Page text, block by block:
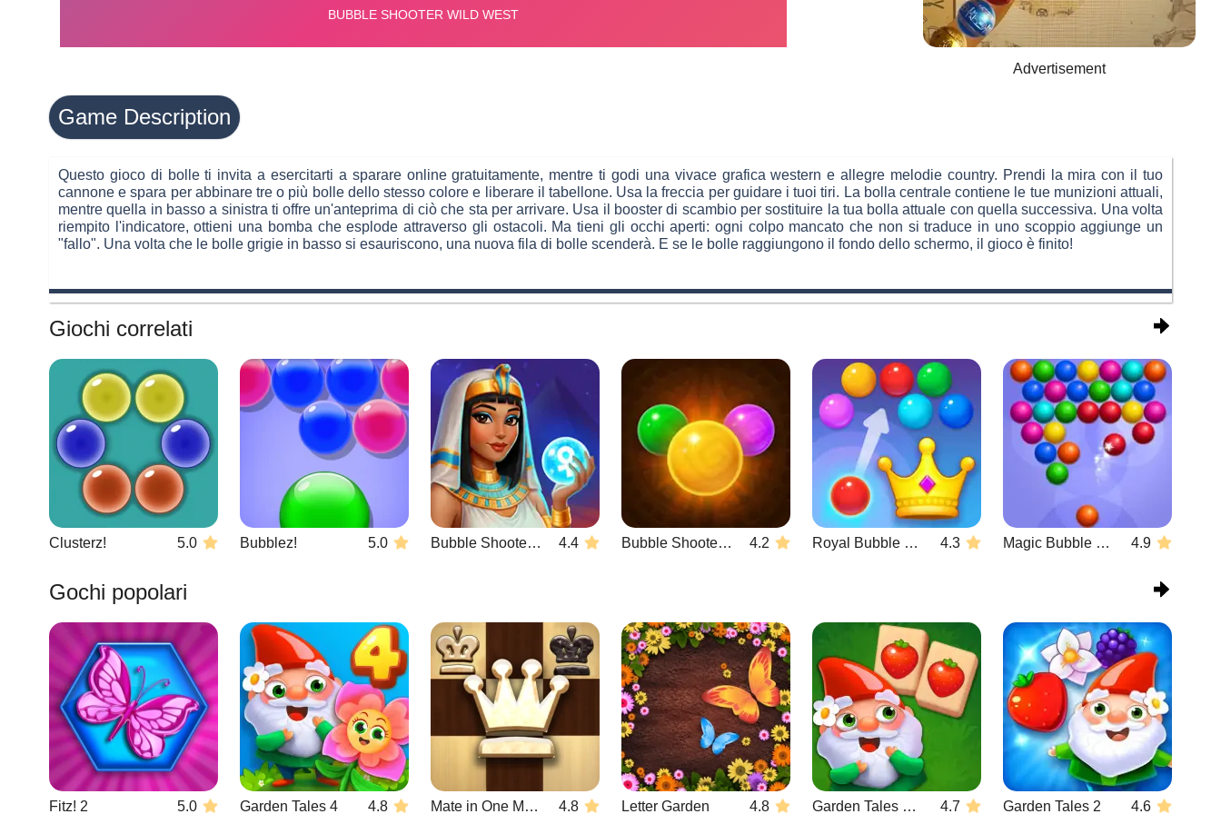
Advertisement
Game Description
Questo gioco di bolle ti invita a esercitarti a sparare online gratuitamente, mentre ti godi una vivace grafica western e allegre melodie country. Prendi la mira con il tuo
cannone e spara per abbinare tre o più bolle dello stesso colore e liberare il tabellone. Usa la freccia per guidare i tuoi tiri. La bolla centrale contiene le tue munizioni attuali,
mentre quella in basso a sinistra ti offre un'anteprima di ciò che sta per arrivare. Usa il booster di scambio per sostituire la tua bolla attuale con quella successiva. Una volta
riempito l'indicatore, ottieni una bomba che esplode attraverso gli ostacoli. Ma tieni gli occhi aperti: ogni colpo mancato che non si traduce in uno scoppio aggiunge un
"fallo". Una volta che le bolle grigie in basso si esauriscono, una nuova fila di bolle scenderà. E se le bolle raggiungono il fondo dello schermo, il gioco è finito!
Giochi correlati
Clusterz! 5.0 Bubblez! 5.0 Bubble Shooter Wonders of Egypt 4.4 Bubble Shooter Temple Jewels 4.2 Royal Bubble Blast 4.3 Magic Bubble Quest: Classic 4.9
Gochi popolari
Fitz! 2 5.0 Garden Tales 4 4.8 Mate in One Move 4.8 Letter Garden 4.8 Garden Tales Mahjong 4.7 Garden Tales 2 4.6